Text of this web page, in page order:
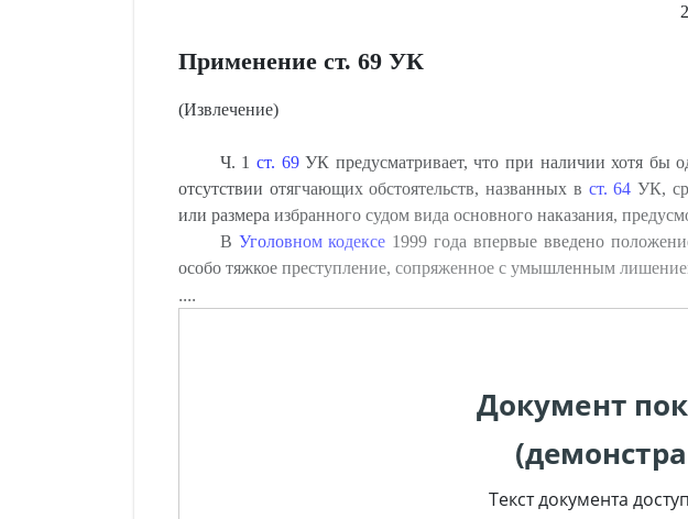
Применение ст. 69 УК
(Извлечение)
Ч. 1 ст. 69УК предусматривает, что при наличии хотя бы
отсутствии отягчающих обстоятельств, названных в ст. 64 УК,
или размера избранного судом вида основного наказания,
В Уголовном кодексе 1999 года впервые введено
особо тяжкое преступление, сопряженное с умышленным
....
Документ
Текст документа